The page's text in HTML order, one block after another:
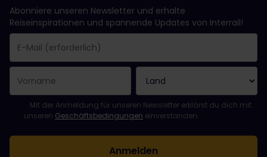
Abonniere unseren Newsletter und erhalte
Reiseinspirationen und spannende Updates von Interrail!
Sie haben sich erfolgreich angemeldet.
Das Feld „E-Mail-Adresse“ ist ein Pflichtfeld!
Diese E-Mail-Adresse ist ungültig!
Beim Abonnieren des Newsletters ist ein Fehler aufgetreten.
Du hast diesen Newsletter bereits abonniert!
Bitte stimme den Allgemeinen Geschäftsbedingungen zu, um
Mit der Anmeldung für unseren Newsletter erklärst du dich mit
unseren Geschäftsbedingungen einverstanden.